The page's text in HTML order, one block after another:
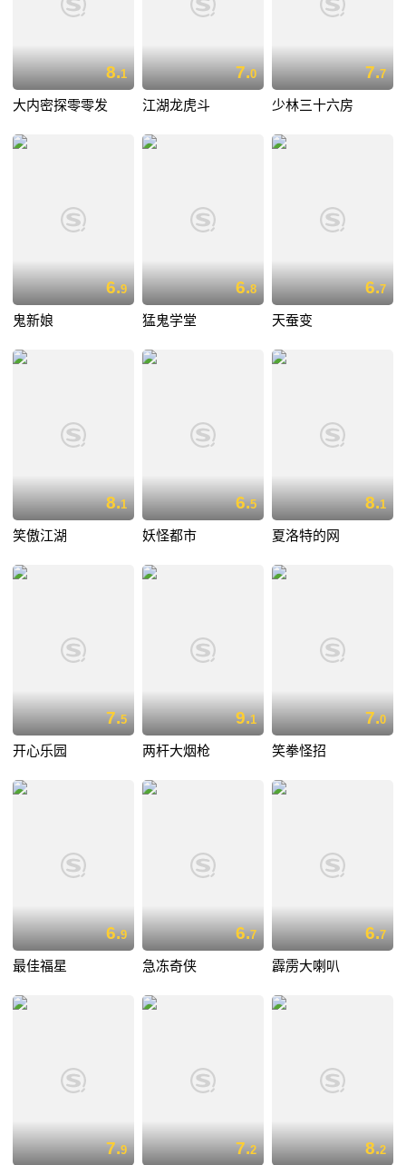
8.1
大内密探零零发
7.0
江湖龙虎斗
7.7
少林三十六房
6.9
鬼新娘
6.8
猛鬼学堂
6.7
天蚕变
8.1
笑傲江湖
6.5
妖怪都市
8.1
夏洛特的网
7.5
开心乐园
9.1
两杆大烟枪
7.0
笑拳怪招
6.9
最佳福星
6.7
急冻奇侠
6.7
霹雳大喇叭
7.9 7.2 8.2